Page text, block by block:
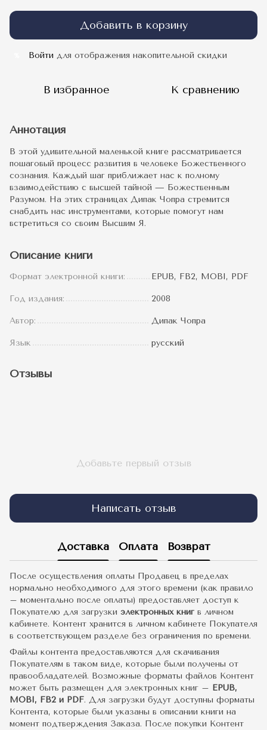
Добавить в корзину
Войти для отображения накопительной скидки
В избранное К сравнению
Аннотация
В этой удивительной маленькой книге рассматривается
пошаговый процесс развития в человеке Божественного
сознания. Каждый шаг приближает нас к полному
взаимодействию с высшей тайной — Божественным
Разумом. На этих страницах Дипак Чопра стремится
снабдить нас инструментами, которые помогут нам
встретиться со своим Высшим Я.
Описание книги
Формат электронной книги: EPUB, FB2, MOBI, PDF
Год издания: 2008
Автор: Дипак Чопра
Язык русский
Отзывы
Добавьте первый отзыв
Написать отзыв
Доставка Оплата Возврат
После осуществления оплаты Продавец в пределах
нормально необходимого для этого времени (как правило
– моментально после оплаты) предоставляет доступ к
Покупателю для загрузки электронных книг в личном
кабинете. Контент хранится в личном кабинете Покупателя
в соответствующем разделе без ограничения по времени.
Файлы контента предоставляются для скачивания
Покупателям в таком виде, которые были получены от
правообладателей. Возможные форматы файлов Контент
может быть размещен для электронных книг – EPUB,
MOBI, FB2 и PDF. Для загрузки будут доступны форматы
Контента, которые были указаны в описании книги на
момент подтверждения Заказа. После покупки Контент